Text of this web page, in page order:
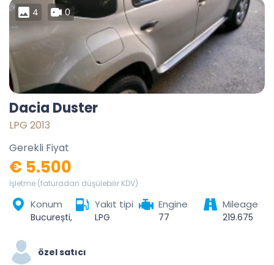
4 0
Dacia Duster
LPG 2013
Gerekli Fiyat
€ 5.500
İşletme (faturadan düşülebilir KDV)
Konum Yakıt tipi
LPG
Engine
77
Mileage
219.675
özel satıcı